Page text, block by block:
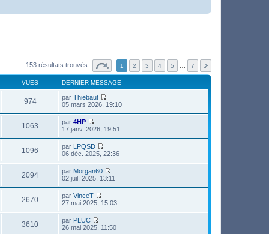
153 résultats trouvés 1 2 3 4 5 7
VUES DERNIER MESSAGE
974 par Thiebaut
V
l
e
e
n
i
e
r
e
s
a
05 mars 2026, 19:10
1063 par 4HP
V
r
l
e
d
e
n
i
e
r
m
e
17 janv. 2026, 19:51
1096 par LPQSD
V
r
l
e
e
i
e
06 déc. 2025, 22:36
2094 par Morgan60
V
l
e
e
02 juil. 2025, 13:11
2670 par VinceT
V
l
27 mai 2025, 15:03
3610 par PLUC
V
26 mai 2025, 11:50